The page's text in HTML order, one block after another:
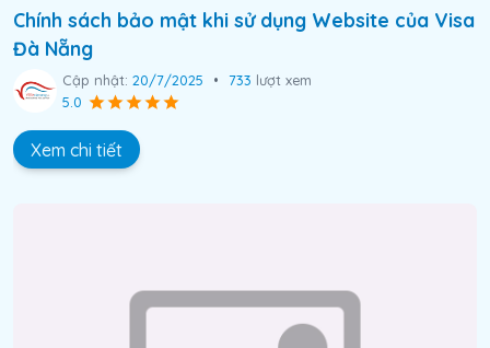
Chính sách bảo mật khi sử dụng Website của Visa
Đà Nẵng
Cập nhật: 20/7/2025 • 733 lượt xem
5.0
Xem chi tiết